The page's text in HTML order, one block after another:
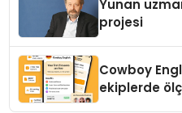
Yunan
projesi
Cowboy
ekiplerde